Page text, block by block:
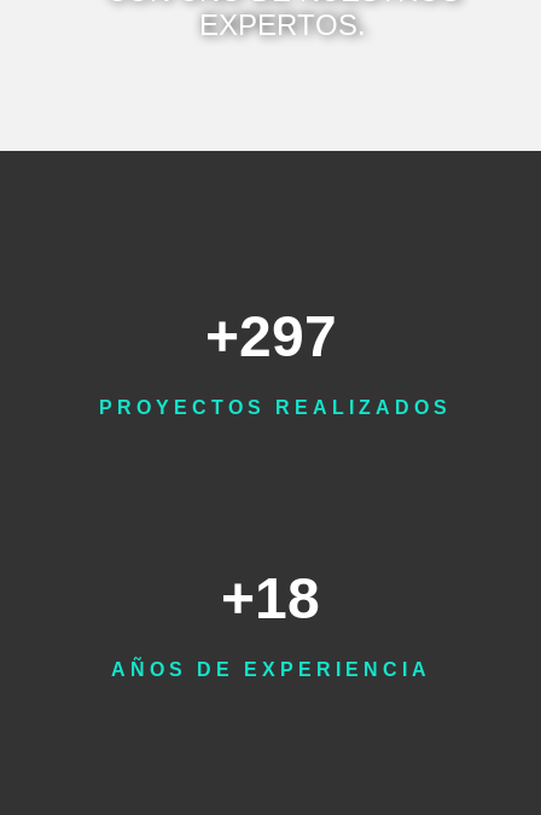
EXPERTOS.
+298
PROYECTOS REALIZADOS
+18
AÑOS DE EXPERIENCIA